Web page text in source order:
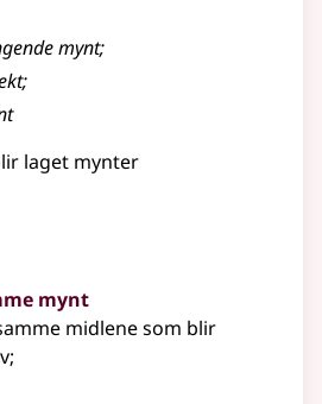
mynt;
;
laget mynter
mynt
midlene som blir
;